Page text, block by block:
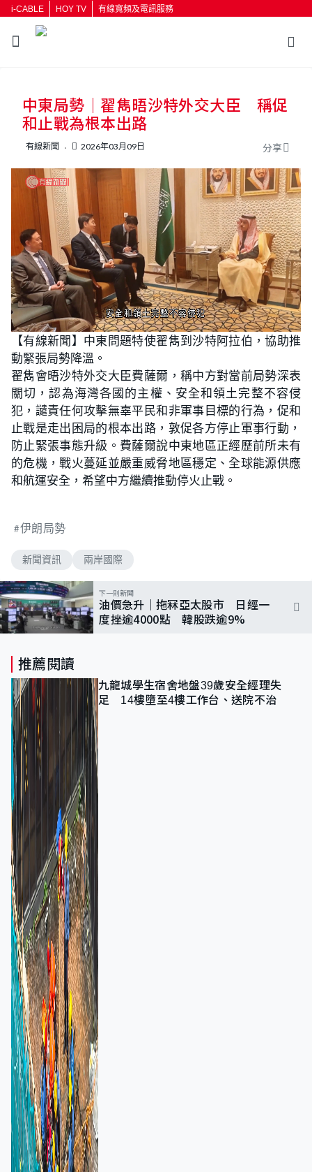
i-CABLE HOY TV 有線寬頻及電訊服務
按輸入鍵開始搜尋
中東局勢｜翟雋晤沙特外交大臣 稱促
和止戰為根本出路
有線新聞 2026年03月09日 分享
U
n
m
t
e
L
o
a
d
:
7
5
.
0
0
%
【有線新聞】中東問題特使翟雋到沙特阿拉伯，協助推
動緊張局勢降溫。
翟雋會晤沙特外交大臣費薩爾，稱中方對當前局勢深表
關切，認為海灣各國的主權、安全和領土完整不容侵
犯，譴責任何攻擊無辜平民和非軍事目標的行為，促和
止戰是走出困局的根本出路，敦促各方停止軍事行動，
防止緊張事態升級。費薩爾說中東地區正經歷前所未有
的危機，戰火蔓延並嚴重威脅地區穩定、全球能源供應
和航運安全，希望中方繼續推動停火止戰。
伊朗局勢
新聞資訊 兩岸國際
下一則新聞
油價急升｜拖冧亞太股市 日經一
度挫逾4000點 韓股跌逾9%
推薦閱讀
九龍城學生宿舍地盤39歲安全經理失
足 14樓墮至4樓工作台、送院不治